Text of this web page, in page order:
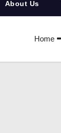
About Us
Home